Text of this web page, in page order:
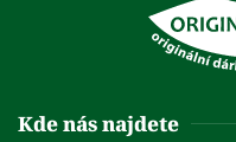
Kde nás najdete